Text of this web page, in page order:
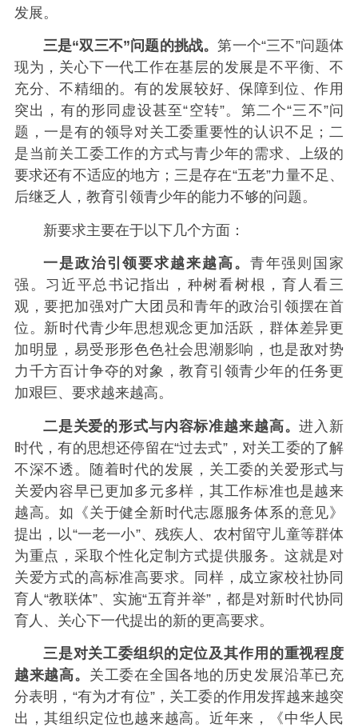
发展。
三是“双三不”问题的挑战。第一个“三不”问题体
现为，关心下一代工作在基层的发展是不平衡、不
充分、不精细的。有的发展较好、保障到位、作用
突出，有的形同虚设甚至“空转”。第二个“三不”问
题，一是有的领导对关工委重要性的认识不足；二
是当前关工委工作的方式与青少年的需求、上级的
要求还有不适应的地方；三是存在“五老”力量不足、
后继乏人，教育引领青少年的能力不够的问题。
新要求主要在于以下几个方面：
一是政治引领要求越来越高。 青年强则国家
强。习近平总书记指出，种树看树根，育人看三
观，要把加强对广大团员和青年的政治引领摆在首
位。新时代青少年思想观念更加活跃，群体差异更
加明显，易受形形色色社会思潮影响，也是敌对势
力千方百计争夺的对象，教育引领青少年的任务更
加艰巨、要求越来越高。
二是关爱的形式与内容标准越来越高。进入新
时代，有的思想还停留在“过去式”，对关工委的了解
不深不透。随着时代的发展，关工委的关爱形式与
关爱内容早已更加多元多样，其工作标准也是越来
越高。如《关于健全新时代志愿服务体系的意见》
提出，以“一老一小”、残疾人、农村留守儿童等群体
为重点，采取个性化定制方式提供服务。这就是对
关爱方式的高标准高要求。同样，成立家校社协同
育人“教联体”、实施“五育并举”，都是对新时代协同
育人、关心下一代提出的新的更高要求。
三是对关工委组织的定位及其作用的重视程度
越来越高。 关工委在全国各地的历史发展沿革已充
分表明，“有为才有位”，关工委的作用发挥越来越突
出，其组织定位也越来越高。近年来，《中华人民